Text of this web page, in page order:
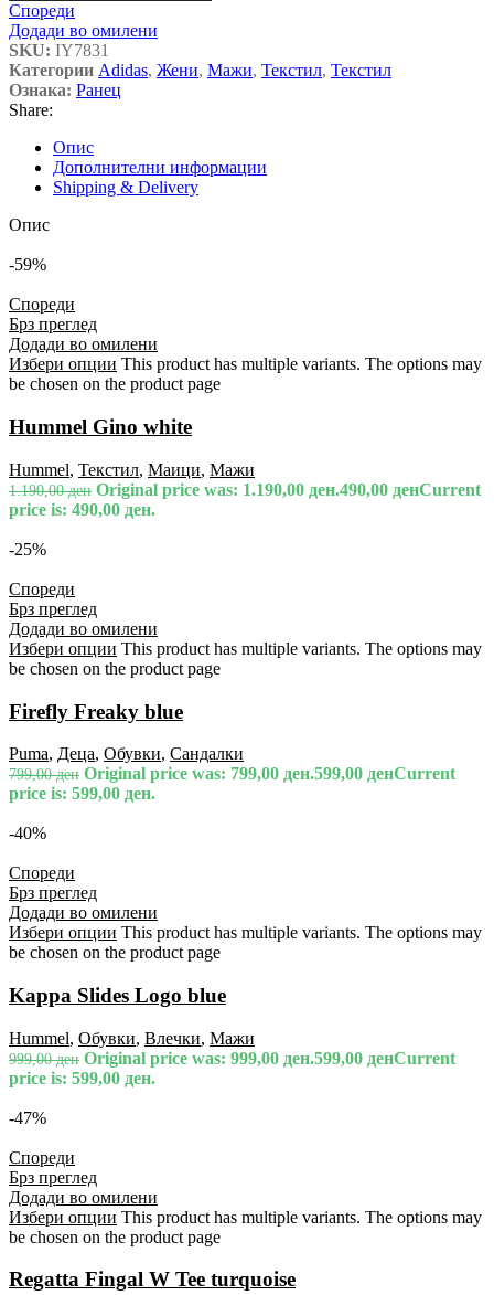
Спореди
Додади во омилени
SKU: IY7831
Категории Adidas, Жени, Мажи, Текстил, Текстил
Ознака: Ранец
Share:
Опис
Дополнителни информации
Shipping & Delivery
Опис
-59%
Спореди
Брз преглед
Додади во омилени
Избери опции This product has multiple variants. The options may
be chosen on the product page
Hummel Gino white
Hummel, Текстил, Маици, Мажи
1.190,00ден Original price was: 1.190,00 ден.490,00 денCurrent
price is: 490,00 ден.
-25%
Спореди
Брз преглед
Додади во омилени
Избери опции This product has multiple variants. The options may
be chosen on the product page
Firefly Freaky blue
Puma, Деца, Обувки, Сандалки
799,00ден Original price was: 799,00 ден.599,00 денCurrent
price is: 599,00 ден.
-40%
Спореди
Брз преглед
Додади во омилени
Избери опции This product has multiple variants. The options may
be chosen on the product page
Kappa Slides Logo blue
Hummel, Обувки, Влечки, Мажи
999,00ден Original price was: 999,00 ден.599,00 денCurrent
price is: 599,00 ден.
-47%
Спореди
Брз преглед
Додади во омилени
Избери опции This product has multiple variants. The options may
be chosen on the product page
Regatta Fingal W Tee turquoise